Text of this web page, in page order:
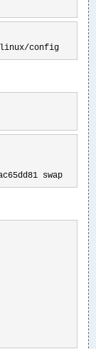
config
swap